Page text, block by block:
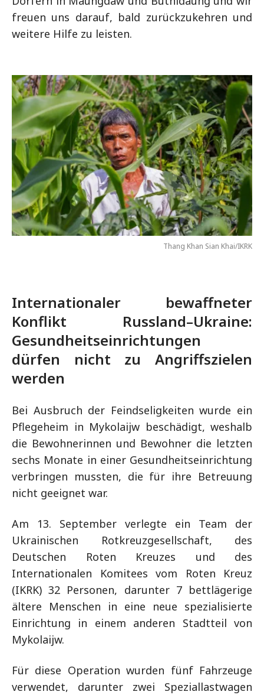
freuen uns darauf, bald zurückzukehren und
weitere Hilfe zu leisten.
Thang Khan Sian Khai/IKRK
Internationaler bewaffneter
Konflikt Russland–Ukraine:
Gesundheitseinrichtungen
dürfen nicht zu Angriffszielen
werden
Bei Ausbruch der Feindseligkeiten wurde ein
Pflegeheim in Mykolaijw beschädigt, weshalb
die Bewohnerinnen und Bewohner die letzten
sechs Monate in einer Gesundheitseinrichtung
verbringen mussten, die für ihre Betreuung
nicht geeignet war.
Am 13. September verlegte ein Team der
Ukrainischen Rotkreuzgesellschaft, des
Deutschen Roten Kreuzes und des
Internationalen Komitees vom Roten Kreuz
(IKRK) 32 Personen, darunter 7 bettlägerige
ältere Menschen in eine neue spezialisierte
Einrichtung in einem anderen Stadtteil von
Mykolaijw.
Für diese Operation wurden fünf Fahrzeuge
verwendet, darunter zwei Speziallastwagen